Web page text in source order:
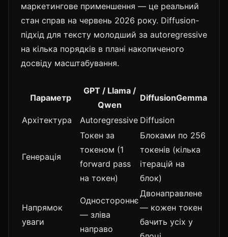
маркетингове применшення — це реальний
стан справ на червень 2026 року. Diffusion-
підхід для тексту молодший за autoregressive
на кілька порядків в плані накопиченого
досвіду масштабування.
Параметр
GPT / Llama /
Qwen
DiffusionGemma
Архітектура Autoregressive Diffusion
Генерація
Токен за
токеном (1
forward pass
на токен)
Блоками по 256
токенів (кілька
ітерацій на
блок)
Напрямок
уваги
Одностороннє
— зліва
направо
Двонаправлене
— кожен токен
бачить усіх у